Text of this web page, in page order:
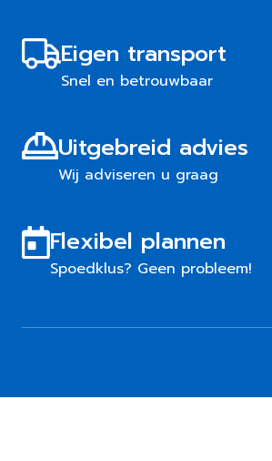
Eigen transport
Snel en betrouwbaar
Uitgebreid advies
Wij adviseren u graag
Flexibel plannen
Spoedklus? Geen probleem!